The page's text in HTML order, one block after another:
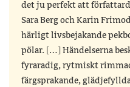
det ju perfekt att
Sara Berg och Karin
härligt livsbejakande
pölar. […] Händelserna
fyraradig, rytmiskt
färgsprakande,